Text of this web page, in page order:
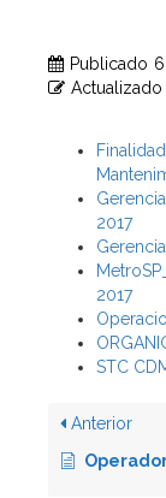
Publicado
Actualizado
2017
2017
STC
Anterior